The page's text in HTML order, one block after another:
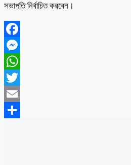
সভাপতি নির্বাচিত করবেন।
Facebook
Messenger
WhatsApp
Twitter
Email